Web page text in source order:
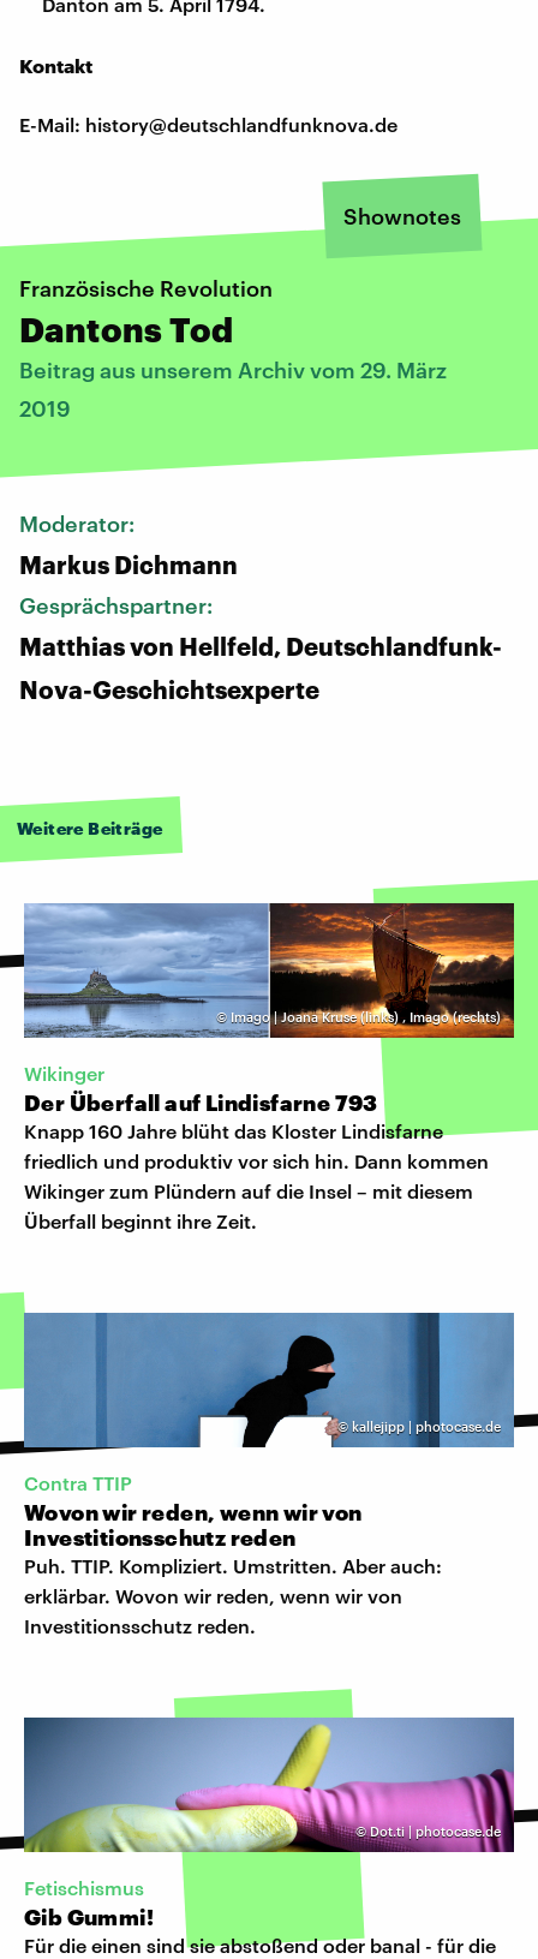
Kontakt
E-Mail: history@deutschlandfunknova.de
Shownotes
Französische Revolution
Dantons Tod
Beitrag aus unserem Archiv vom 29. März
2019
Moderator:
Markus Dichmann
Gesprächspartner:
Matthias von Hellfeld, Deutschlandfunk-
Nova-Geschichtsexperte
Weitere Beiträge
© Imago | Joana Kruse (links) , Imago (rechts)
Wikinger
Der Überfall auf Lindisfarne 793
Knapp 160 Jahre blüht das Kloster Lindisfarne
friedlich und produktiv vor sich hin. Dann kommen
Wikinger zum Plündern auf die Insel – mit diesem
Überfall beginnt ihre Zeit.
© kallejipp | photocase.de
Contra TTIP
Wovon wir reden, wenn wir von
Investitionsschutz reden
Puh. TTIP. Kompliziert. Umstritten. Aber auch:
erklärbar. Wovon wir reden, wenn wir von
Investitionsschutz reden.
©Dot.ti | photocase.de
Fetischismus
Gib Gummi!
Für die einen sind sie abstoßend oder banal - für die